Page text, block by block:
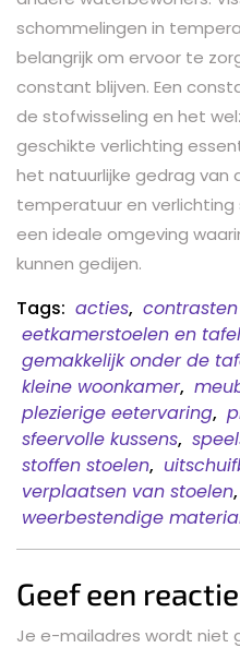
schommelingen in
belangrijk om ervoor te
constant blijven. Een
de stofwisseling en het
geschikte verlichting
het natuurlijke gedrag van
temperatuur en
een ideale omgeving
kunnen gedijen.
Tags: acties,
eetkamerstoelen en tafel
gemakkelijk onder de
kleine woonkamer,
plezierige eetervaring,
sfeervolle kussens,
stoffen stoelen,
verplaatsen van stoelen,
weerbestendige
Geef een reactie
Je e-mailadres wordt niet